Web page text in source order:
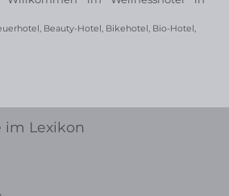
, Beauty-Hotel , Bikehotel , Bio-Hotel ,
im Lexikon